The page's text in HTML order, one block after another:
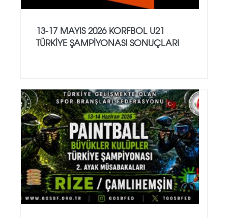
13-17 MAYIS 2026 KORFBOL U21
TÜRKİYE ŞAMPİYONASI SONUÇLARI